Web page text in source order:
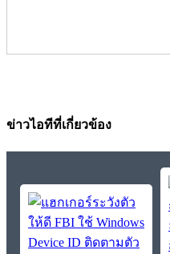
ข่าวไอทีที่เกี่ยวข้อง